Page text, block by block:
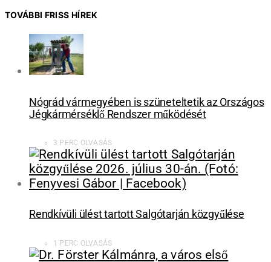
TOVÁBBI FRISS HÍREK
Nógrád vármegyében is szüneteltetik az Országos
Jégkármérséklő Rendszer működését
3 PERC OLVASÁS
Rendkívüli ülést tartott Salgótarján közgyűlése
1 PERC OLVASÁS